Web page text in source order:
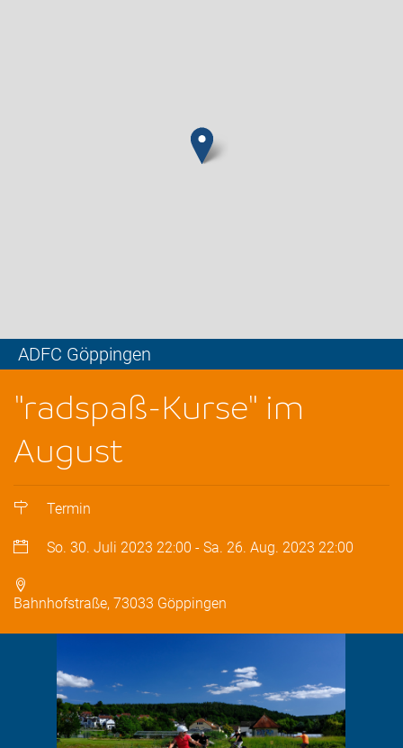
ADFC Göppingen
"radspaß-Kurse" im
August
Termin
So. 30. Juli 2023 22:00 -Sa. 26. Aug. 2023 22:00
Bahnhofstraße, 73033 Göppingen